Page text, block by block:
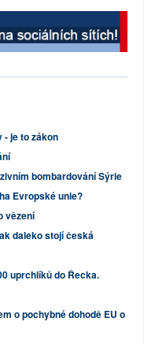
je to zákon
bombardování Sýrie
Evropské unie?
vězení
daleko stojí česká
uprchlíků do Řecka.
o pochybné dohodě EU o